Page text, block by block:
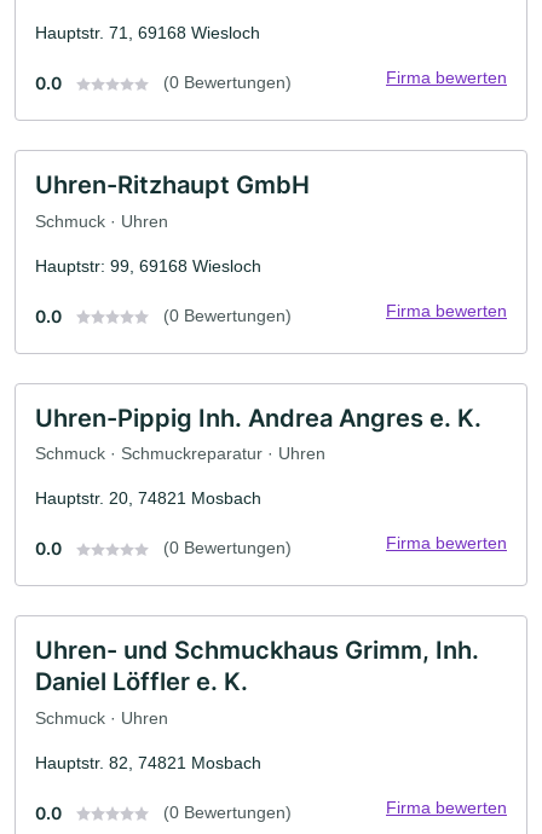
Hauptstr. 71, 69168 Wiesloch
0.0 (0 Bewertungen) Firma bewerten
Uhren-Ritzhaupt GmbH
Schmuck · Uhren
Hauptstr: 99, 69168 Wiesloch
0.0 (0 Bewertungen) Firma bewerten
Uhren-Pippig Inh. Andrea Angres e. K.
Schmuck · Schmuckreparatur · Uhren
Hauptstr. 20, 74821 Mosbach
0.0 (0 Bewertungen) Firma bewerten
Uhren- und Schmuckhaus Grimm, Inh.
Daniel Löffler e. K.
Schmuck · Uhren
Hauptstr. 82, 74821 Mosbach
0.0 (0 Bewertungen) Firma bewerten